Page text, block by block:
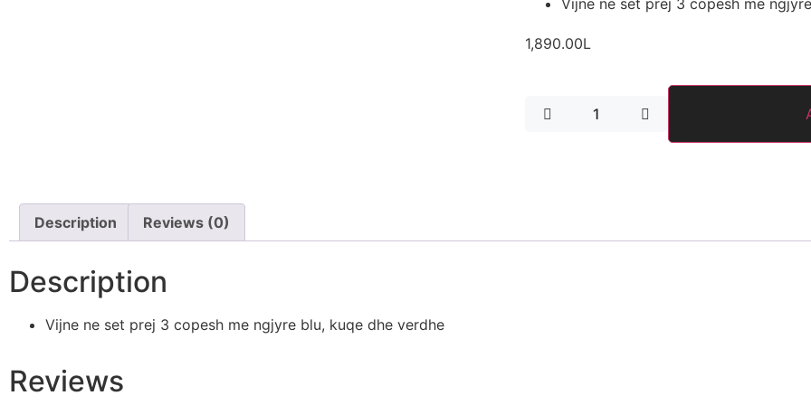
Vijne ne set prej 3 copesh me
1,890.00L
Description Reviews (0)
Description
Vijne ne set prej 3 copesh me ngjyre blu, kuqe dhe verdhe
Reviews